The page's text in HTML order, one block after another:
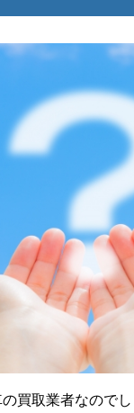
旧車の価値をわ
HPを見つけまし
なと思いお願い
スタッフの方の
買取業者なのでし